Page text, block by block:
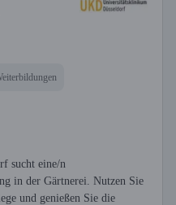
sucht eine/n
in der Gärtnerei. Nutzen Sie
und genießen Sie die